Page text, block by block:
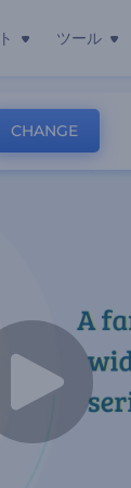
ツール
CHANGE